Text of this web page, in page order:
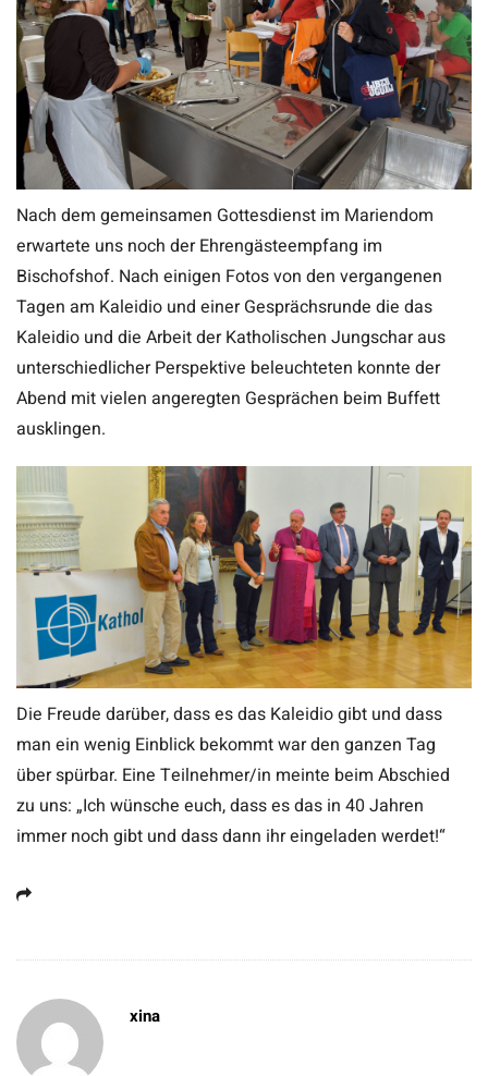
Nach dem gemeinsamen Gottesdienst im Mariendom
erwartete uns noch der Ehrengästeempfang im
Bischofshof. Nach einigen Fotos von den vergangenen
Tagen am Kaleidio und einer Gesprächsrunde die das
Kaleidio und die Arbeit der Katholischen Jungschar aus
unterschiedlicher Perspektive beleuchteten konnte der
Abend mit vielen angeregten Gesprächen beim Buffett
ausklingen.
Die Freude darüber, dass es das Kaleidio gibt und dass
man ein wenig Einblick bekommt war den ganzen Tag
über spürbar. Eine Teilnehmer/in meinte beim Abschied
zu uns: „Ich wünsche euch, dass es das in 40 Jahren
immer noch gibt und dass dann ihr eingeladen werdet!“
xina